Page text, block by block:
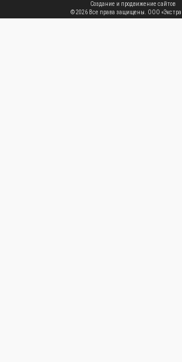
Создание и продвижение сайтов
© 2026 Все права защищены. ООО